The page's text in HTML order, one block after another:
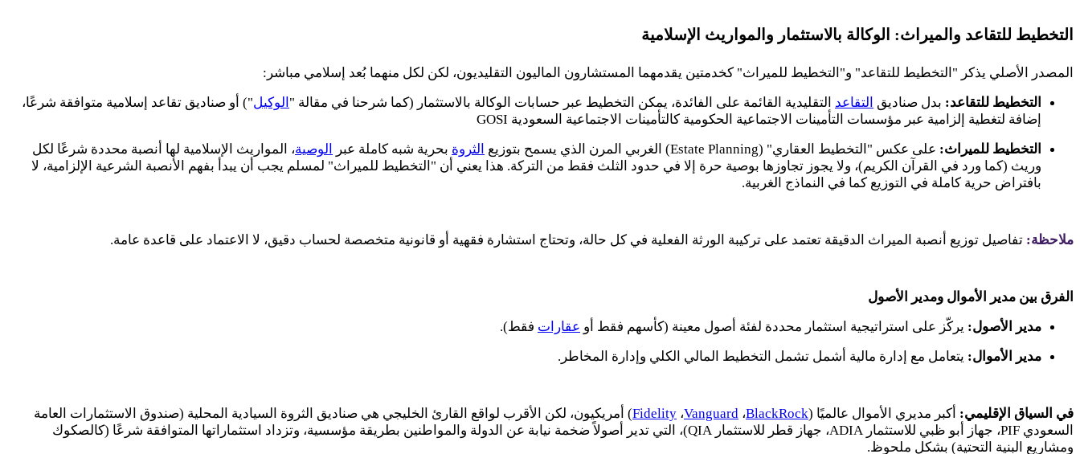
التخطيط للتقاعد والميراث: الوكالة بالاستثمار والمواريث الإسلامية
المصدر الأصلي يذكر "التخطيط للتقاعد" و"التخطيط للميراث" كخدمتين يقدمهما المستشارون الماليون التقليديون، لكن لكل منهما بُعد إسلامي مباشر:
التخطيط للتقاعد: بدل صناديق التقاعد التقليدية القائمة على الفائدة، يمكن التخطيط عبر حسابات الوكالة بالاستثمار (كما شرحنا في مقالة " الوكيل") أو صناديق تقاعد إسلامية متوافقة شرعًا،
إضافة لتغطية إلزامية عبر مؤسسات التأمينات الاجتماعية الحكومية كالتأمينات الاجتماعية السعودية GOSI
التخطيط للميراث: على عكس "التخطيط العقاري" (Estate Planning) الغربي المرن الذي يسمح بتوزيع الثروة بحرية شبه كاملة عبر الوصية، المواريث الإسلامية لها أنصبة محددة شرعًا لكل
وريث (كما ورد في القرآن الكريم)، ولا يجوز تجاوزها بوصية حرة إلا في حدود الثلث فقط من التركة. هذا يعني أن "التخطيط للميراث" لمسلم يجب أن يبدأ بفهم الأنصبة الشرعية الإلزامية، لا
بافتراض حرية كاملة في التوزيع كما في النماذج الغربية.
ملاحظة: تفاصيل توزيع أنصبة الميراث الدقيقة تعتمد على تركيبة الورثة الفعلية في كل حالة، وتحتاج استشارة فقهية أو قانونية متخصصة لحساب دقيق، لا الاعتماد على قاعدة عامة.
الفرق بين مدير الأموال ومدير الأصول
مدير الأصول: يركّز على استراتيجية استثمار محددة لفئة أصول معينة (كأسهم فقط أو عقارات فقط).
مدير الأموال: يتعامل مع إدارة مالية أشمل تشمل التخطيط المالي الكلي وإدارة المخاطر.
في السياق الإقليمي: أكبر مديري الأموال عالميًا (BlackRock، Vanguard، Fidelity) أمريكيون، لكن الأقرب لواقع القارئ الخليجي هي صناديق الثروة السيادية المحلية (صندوق الاستثمارات العامة
السعودي PIF، جهاز أبو ظبي للاستثمار ADIA، جهاز قطر للاستثمار QIA)، التي تدير أصولاً ضخمة نيابة عن الدولة والمواطنين بطريقة مؤسسية، وتزداد استثماراتها المتوافقة شرعًا (كالصكوك
ومشاريع البنية التحتية) بشكل ملحوظ.